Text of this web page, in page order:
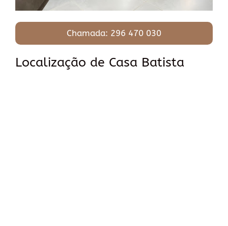
Chamada: 296 470 030
Localização de Casa Batista